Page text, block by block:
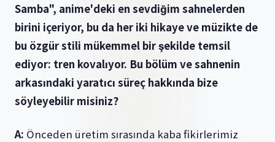
Samba", anime'deki en sevdiğim sahnelerden
birini içeriyor, bu da her iki hikaye ve müzikte de
bu özgür stili mükemmel bir şekilde temsil
ediyor: tren kovalıyor. Bu bölüm ve sahnenin
arkasındaki yaratıcı süreç hakkında bize
söyleyebilir misiniz?
A: Önceden üretim sırasında kaba fikirlerimiz